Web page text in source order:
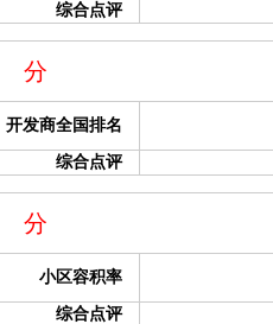
综合点评
分
开发商全国排名
综合点评
分
小区容积率
综合点评